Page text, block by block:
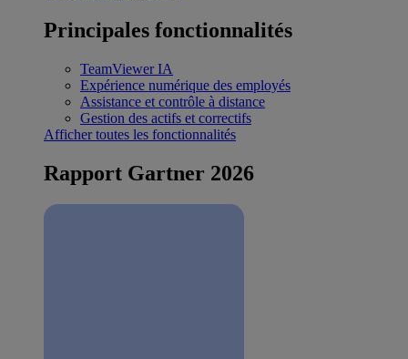
Principales fonctionnalités
TeamViewer IA
Expérience numérique des employés
Assistance et contrôle à distance
Gestion des actifs et correctifs
Afficher toutes les fonctionnalités
Rapport Gartner 2026